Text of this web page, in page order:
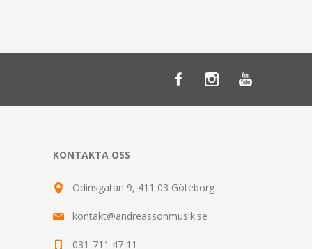
KONTAKTA OSS
Odinsgatan 9, 411 03 Göteborg
kontakt@andreassonmusik.se
031-711 47 11